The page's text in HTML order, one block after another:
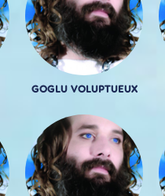
GOGLU VOLUPTUEUX